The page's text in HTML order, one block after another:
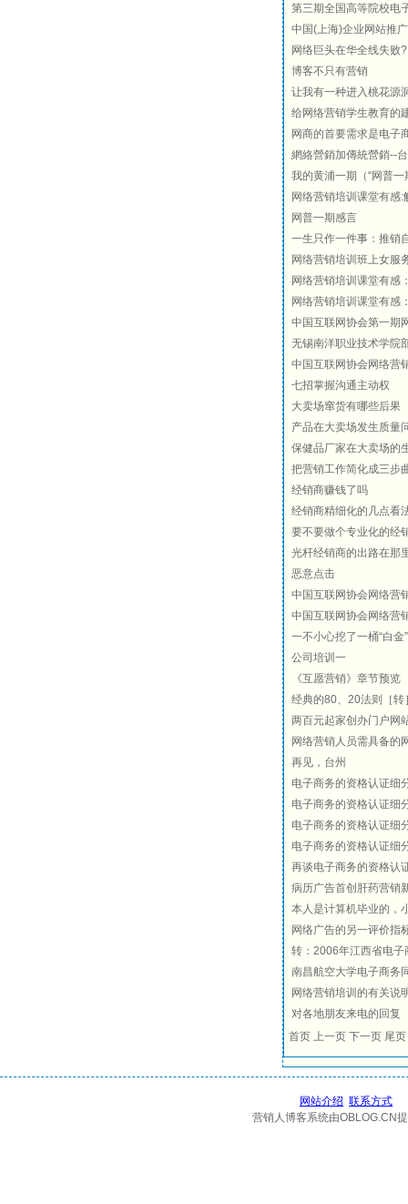
第三期全国高等院校电
中国(上海)企业网站推
网络巨头在华全线失败?
博客不只有营销
让我有一种进入桃花源
给网络营销学生教育的
网商的首要需求是电子
網絡營銷加傳統營銷--
我的黄浦一期（“网普一
网络营销培训课堂有感:
网普一期感言
一生只作一件事：推销
网络营销培训班上女服
网络营销培训课堂有感
网络营销培训课堂有感
中国互联网协会第一期
无锡南洋职业技术学院
中国互联网协会网络营
七招掌握沟通主动权
大卖场窜货有哪些后果
产品在大卖场发生质量
保健品厂家在大卖场的
把营销工作简化成三步
经销商赚钱了吗
经销商精细化的几点看
要不要做个专业化的经
光杆经销商的出路在那
恶意点击
中国互联网协会网络营
中国互联网协会网络营
一不小心挖了一桶“白金”
公司培训一
《互愿营销》章节预览
经典的80、20法则［转
两百元起家创办门户网
网络营销人员需具备的
再见，台州
电子商务的资格认证细
电子商务的资格认证细
电子商务的资格认证细
电子商务的资格认证细
再谈电子商务的资格认
病历广告首创肝药营销
本人是计算机毕业的，
网络广告的另一评价指
转：2006年江西省电
南昌航空大学电子商务
网络营销培训的有关说
对各地朋友来电的回复
首页 上一页 下一页 尾
网站介绍 联系方式
营销人博客系统由OBLOG.CN